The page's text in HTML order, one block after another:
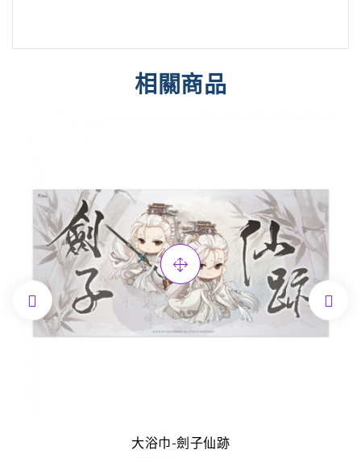
相關商品
大浴巾-劍子仙跡
 